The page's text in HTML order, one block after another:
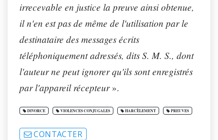
irrecevable en justice la preuve ainsi obtenue,
il n'en est pas de même de l'utilisation par le
destinataire des messages écrits
téléphoniquement adressés, dits S. M. S., dont
l'auteur ne peut ignorer qu'ils sont enregistrés
par l'appareil récepteur».
DIVORCE VIOLENCES CONJUGALES HARCÈLEMENT PREUVES
CONTACTER